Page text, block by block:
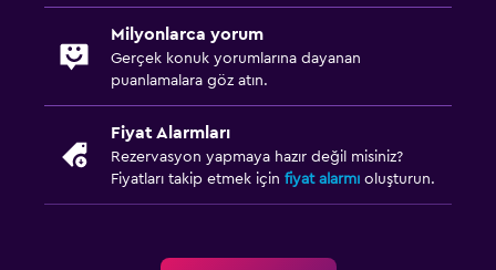
Milyonlarca yorum
Gerçek konuk yorumlarına dayanan
puanlamalara göz atın.
Fiyat Alarmları
Rezervasyon yapmaya hazır değil misiniz?
Fiyatları takip etmek için fiyat alarmı oluşturun.